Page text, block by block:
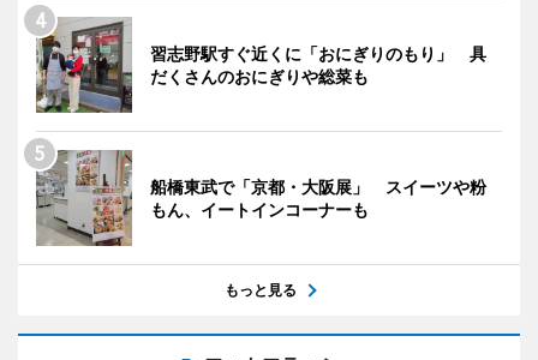
習志野駅すぐ近くに「おにぎりのもり」 具
だくさんのおにぎりや総菜も
船橋東武で「京都・大阪展」 スイーツや粉
もん、イートインコーナーも
もっと見る